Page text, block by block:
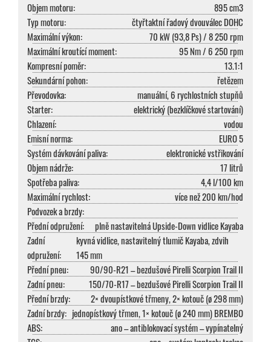
Objem motoru:
895 cm3
Typ motoru:
čtyřtaktní řadový dvouválec DOHC
Maximální výkon:
70 kW (93,8 Ps) / 8 250 rpm
Maximální kroutící moment:
95 Nm / 6 250 rpm
Kompresní poměr:
13.1:1
Sekundární pohon:
řetězem
Převodovka:
manuální, 6 rychlostních stupňů
Starter:
elektrický (bezklíčkové startování)
Chlazení:
vodou
Emisní norma:
EURO 5
Systém dávkování paliva:
elektronické vstřikování
Objem nádrže:
17 litrů
Spotřeba paliva:
4,4 l/100 km
Maximální rychlost:
více než 200 km/hod
Podvozek a brzdy:
Přední odpružení:
plně nastavitelná Upside-Down vidlice Kayaba
Zadní
odpružení:
kyvná vidlice, nastavitelný tlumič Kayaba, zdvih
145 mm
Přední pneu:
90/90-R21 – bezdušové Pirelli Scorpion Trail II
Zadní pneu:
150/70-R17 – bezdušové Pirelli Scorpion Trail II
Přední brzdy:
2× dvoupístkové třmeny, 2× kotouč (ø 298 mm)
Zadní brzdy: jednopístkový třmen, 1× kotouč (ø 240 mm) BREMBO
ABS:
ano – antiblokovací systém – vypínatelný